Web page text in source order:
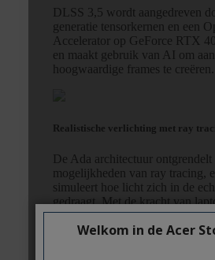
Welkom in de Acer